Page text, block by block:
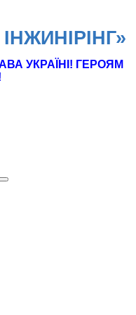
УКРАЇНІ! ГЕРОЯМ